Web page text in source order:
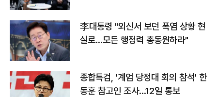
李대통령 "외신서 보던 폭염 상황 현
실로…모든 행정력 총동원하라"
종합특검, '계엄 당정대 회의 참석' 한
동훈 참고인 조사...12일 통보